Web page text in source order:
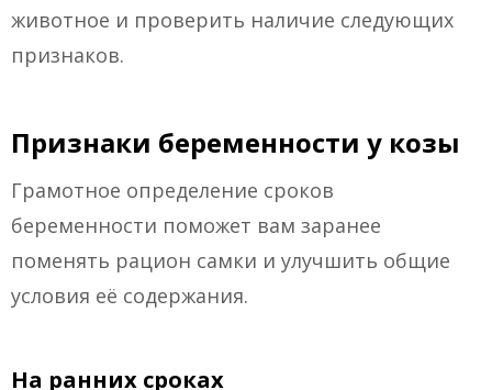
животное и проверить наличие следующих
признаков.
Признаки беременности у козы
Грамотное определение сроков
беременности поможет вам заранее
поменять рацион самки и улучшить общие
условия её содержания.
На ранних сроках